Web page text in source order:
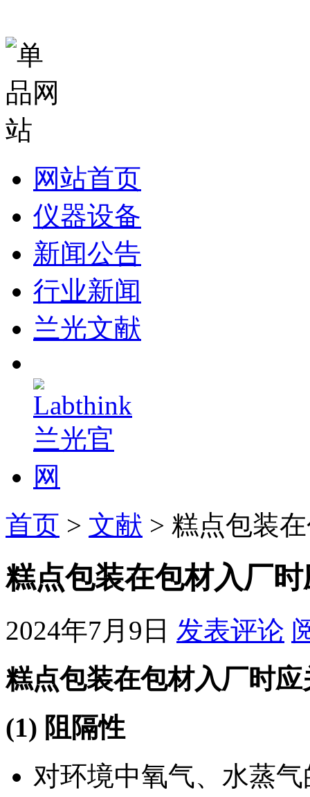
网站首页
仪器设备
新闻公告
行业新闻
兰光文献
首页 > 文献 > 糕点包装
糕点包装在包材入厂
2024年7月9日 发表评论
糕点包装在包材入厂时
(1) 阻隔性
对环境中氧气、水蒸